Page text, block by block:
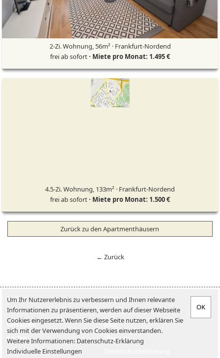
2-Zi. Wohnung, 56m² · Frankfurt-Nordend
frei ab sofort· Miete pro Monat: 1.495 €
4.5-Zi. Wohnung, 133m² · Frankfurt-Nordend
frei ab sofort· Miete pro Monat: 1.500 €
Zurück zu den Apartmenthäusern
← Zurück
Suchen
Mieter-Info
Vermieten
Vermieter-Info
Verkaufen
Jobs
Kaufen
Über uns
Impressum
Um Ihr Nutzererlebnis zu verbessern und Ihnen relevante
Informationen zu präsentieren, werden auf dieser Webseite
Cookies eingesetzt. Wenn Sie diese Seite nutzen, erklären Sie
sich mit der Verwendung von Cookies einverstanden.
Weitere Informationen: Datenschutz-Erklärung
Individuelle Einstellungen